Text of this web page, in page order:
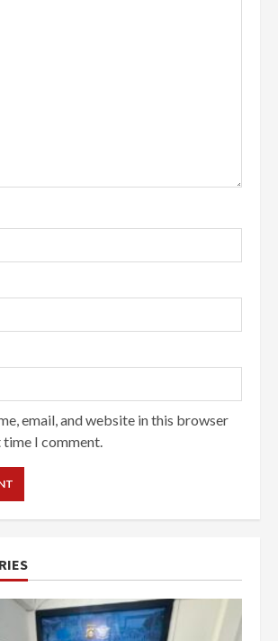
email, and website in this browser
I comment.